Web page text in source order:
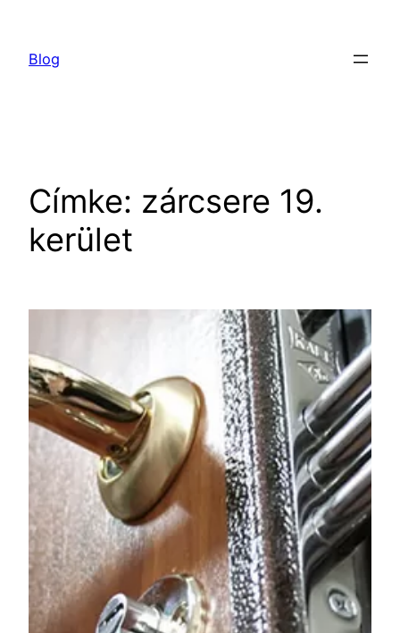
tartalomhoz
Blog
Címke: zárcsere 19.
kerület